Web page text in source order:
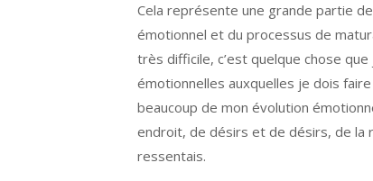
Cela représente une grande partie
émotionnel et du processus de
très difficile, c’est quelque chose
émotionnelles auxquelles je dois faire
beaucoup de mon évolution
endroit, de désirs et de désirs, de la
ressentais.